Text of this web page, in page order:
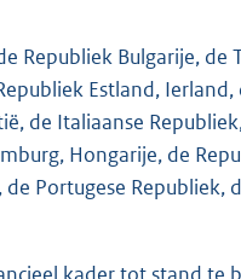
Bulgarije, de
Estland, Ierland,
de Italiaanse
Hongarije, de
Portugese Republiek,